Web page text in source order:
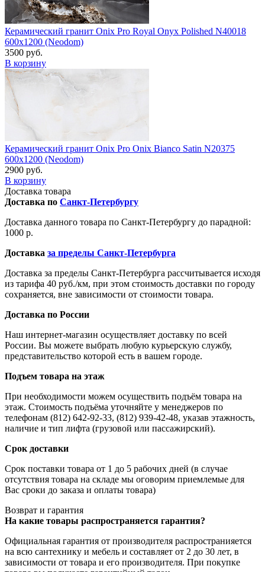
Керамический гранит Onix Pro Royal Onyx Polished N40018
600x1200 (Neodom)
3500 руб.
В корзину
Керамический гранит Onix Pro Onix Bianco Satin N20375
600x1200 (Neodom)
2900 руб.
В корзину
Доставка товара
Доставка по Санкт-Петербургу
Доставка данного товара по Санкт-Петербургу до парадной:
1000 р.
Доставка за пределы Санкт-Петербурга
Доставка за пределы Санкт-Петербурга рассчитывается исходя
из тарифа 40 руб./км, при этом стоимость доставки по городу
сохраняется, вне зависимости от стоимости товара.
Доставка по России
Наш интернет-магазин осуществляет доставку по всей
России. Вы можете выбрать любую курьерскую службу,
представительство которой есть в вашем городе.
Подъем товара на этаж
При необходимости можем осуществить подъём товара на
этаж. Стоимость подъёма уточняйте у менеджеров по
телефонам (812) 642-92-33, (812) 939-42-48, указав этажность,
наличие и тип лифта (грузовой или пассажирский).
Срок доставки
Срок поставки товара от 1 до 5 рабочих дней (в случае
отсутствия товара на складе мы оговорим приемлемые для
Вас сроки до заказа и оплаты товара)
Возврат и гарантия
На какие товары распространяется гарантия?
Официальная гарантия от производителя распространияется
на всю сантехнику и мебель и составляет от 2 до 30 лет, в
зависимости от товара и его производителя. При покупке